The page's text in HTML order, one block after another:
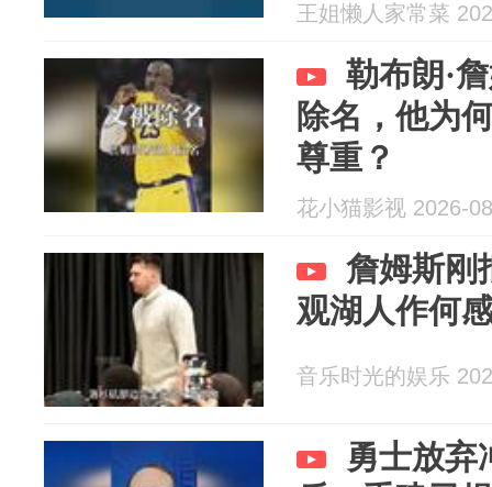
王姐懒人家常菜
勒布朗·
除名，他为
尊重？
花小猫影视 2026-
詹姆斯刚
观湖人作何
音乐时光的娱乐
勇士放弃